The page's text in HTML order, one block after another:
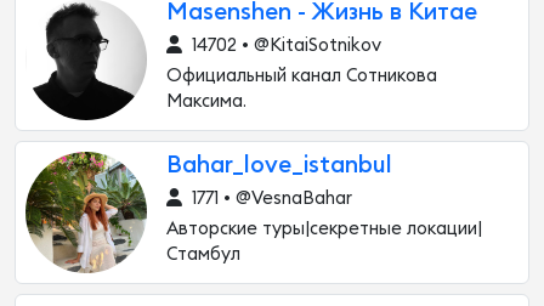
Masenshen - Жизнь в Китае
14702 • @KitaiSotnikov
Официальный канал Сотникова
Максима.
Bahar_love_istanbul
1771 • @VesnaBahar
Авторские туры|секретные локации|
Стамбул